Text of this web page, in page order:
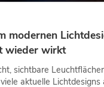
modernen
wieder wirkt
sichtbare
aktuelle Lichtdesigns